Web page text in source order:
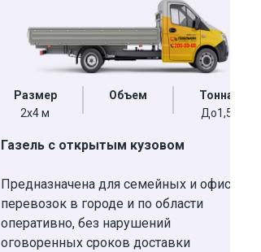
Размер
2х4 м
Объем
Тоннаж
До1,5 т
Газель с открытым кузовом
Предназначена для семейных и офисных
перевозок в городе и по области
оперативно, без нарушений
оговоренных сроков доставки